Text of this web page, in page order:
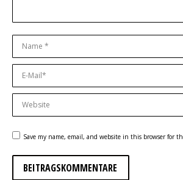
Name *
E-Mail *
Website
Save my name, email, and website in this browser for
BEITRAGSKOMMENTARE